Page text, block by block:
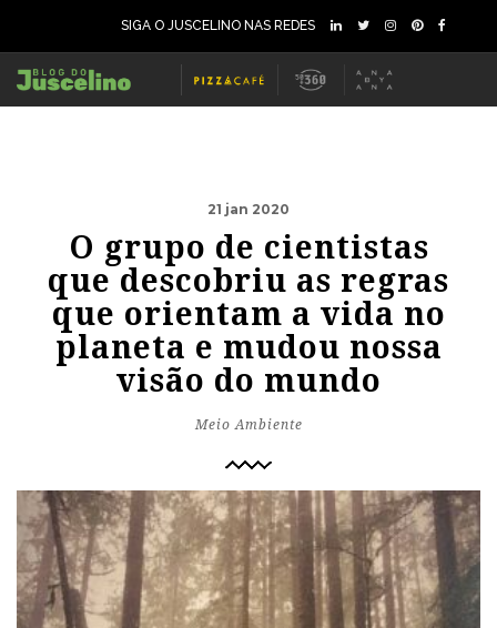
SIGA O JUSCELINO NAS REDES
21 jan 2020
O grupo de cientistas
que descobriu as regras
que orientam a vida no
planeta e mudou nossa
visão do mundo
Meio Ambiente